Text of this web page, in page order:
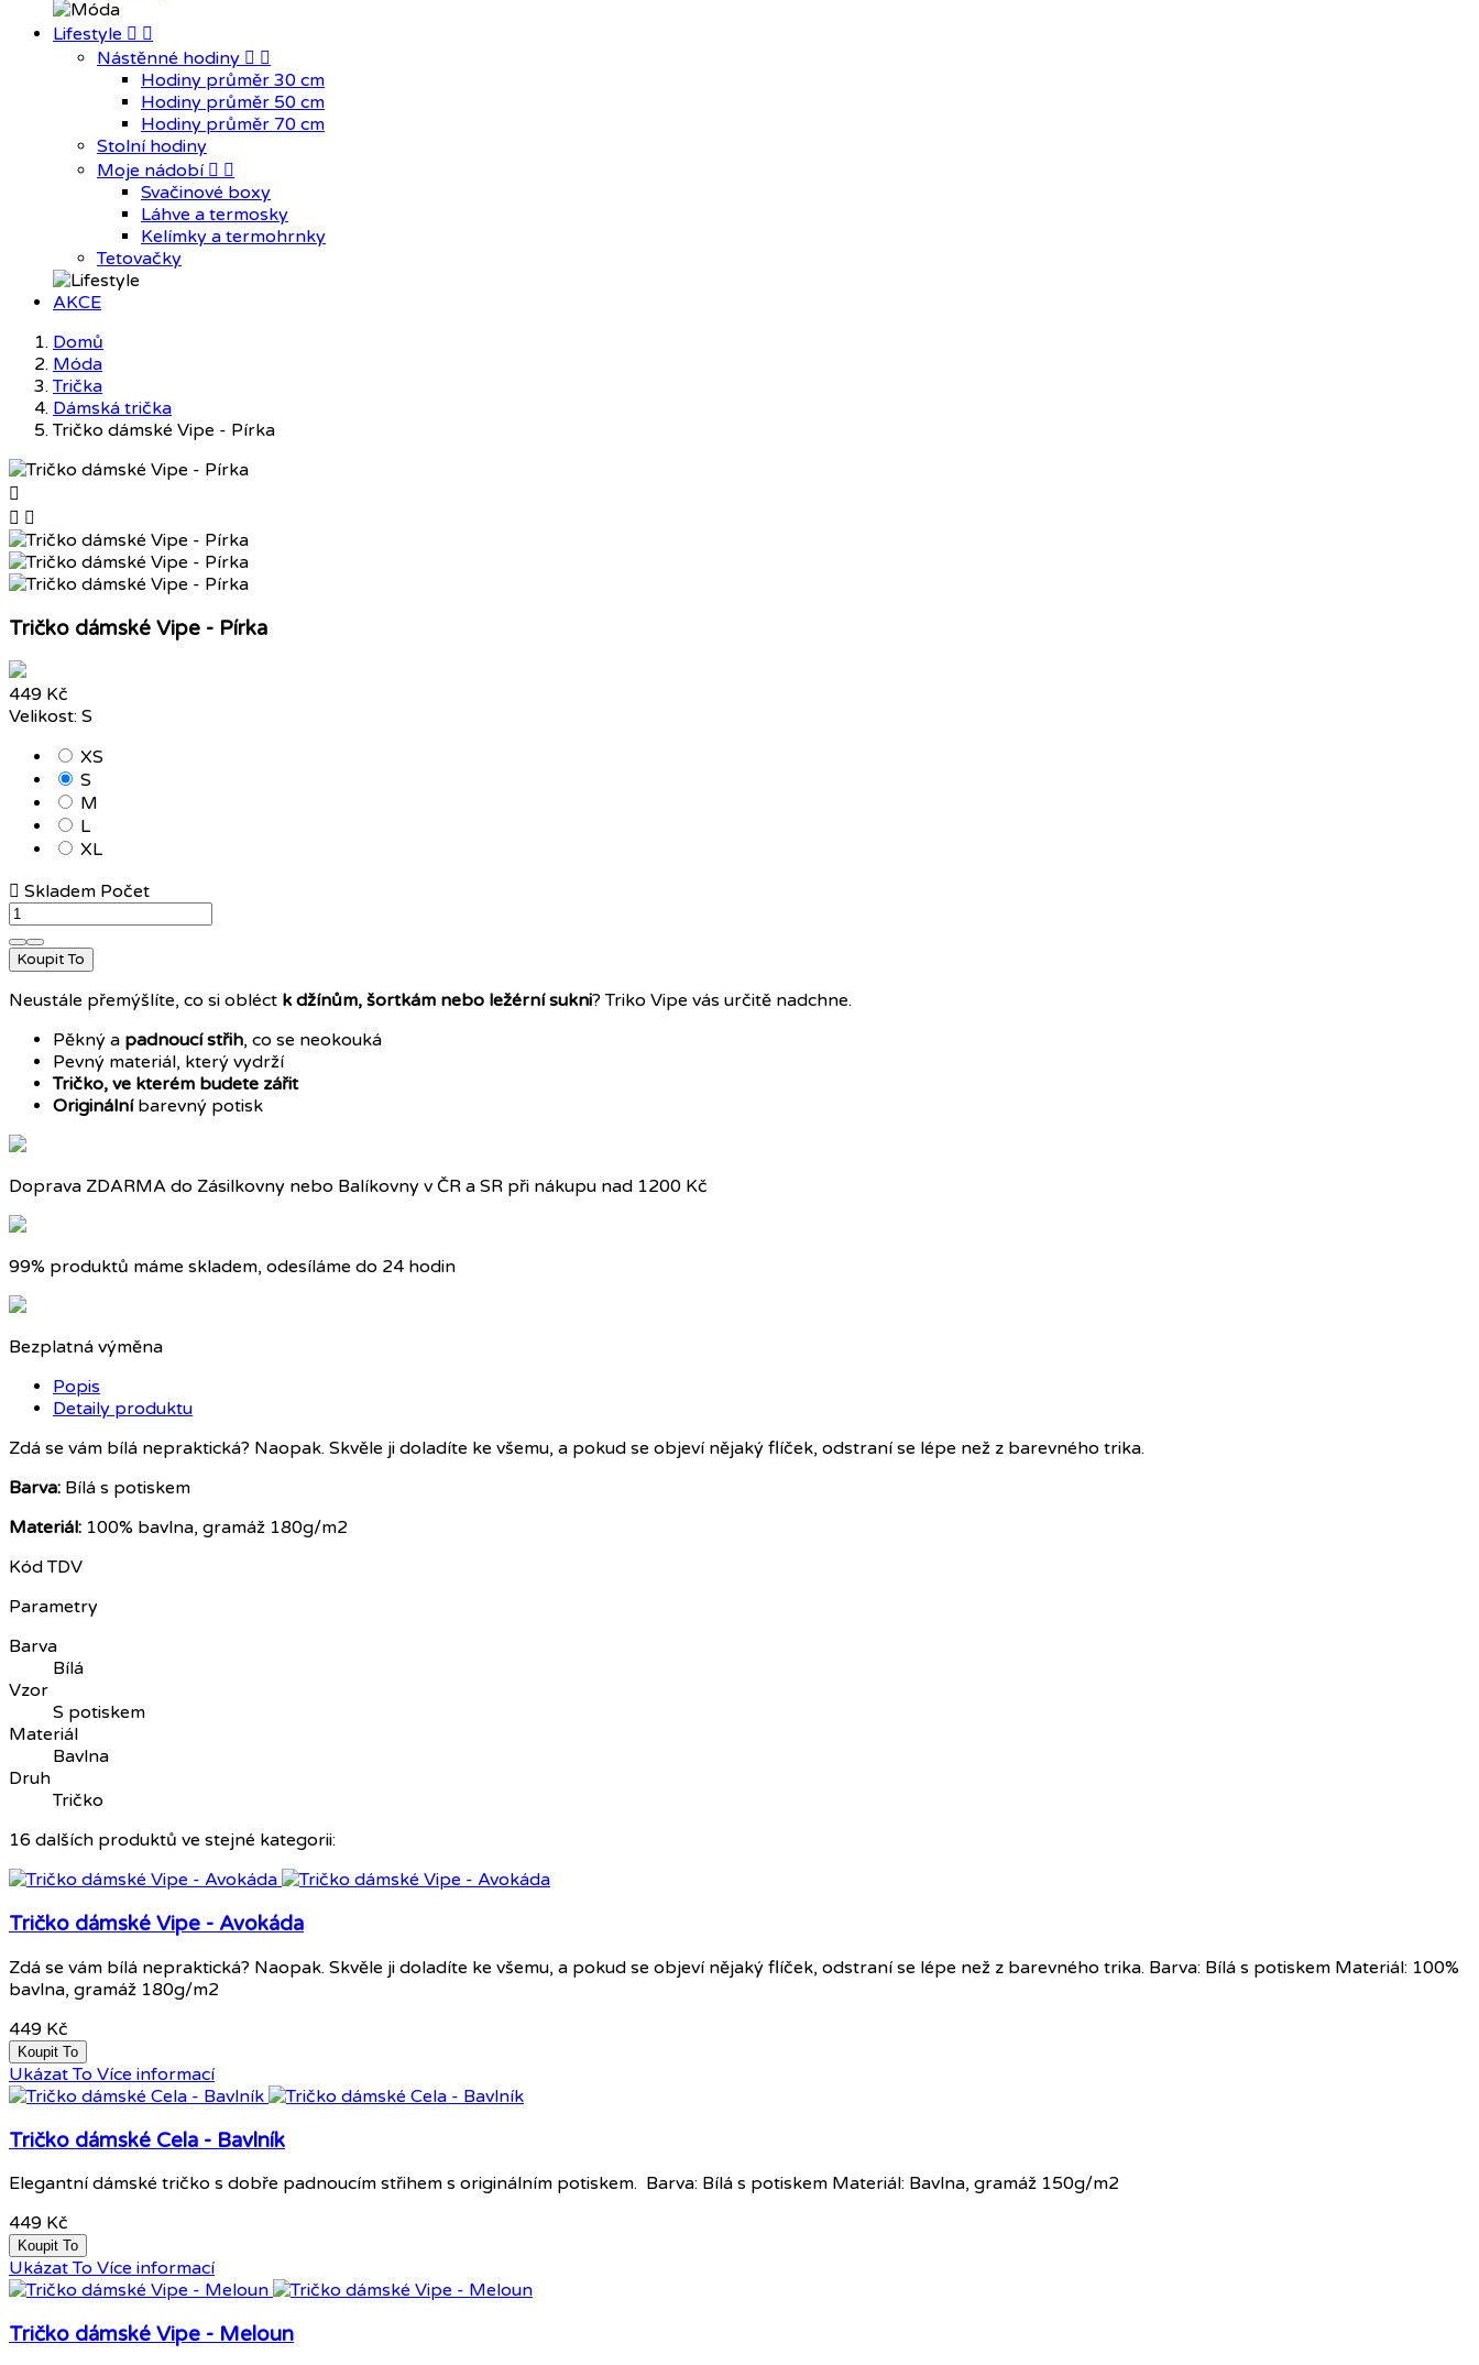
Lifestyle  
Nástěnné hodiny  
Hodiny průměr 30 cm
Hodiny průměr 50 cm
Hodiny průměr 70 cm
Stolní hodiny
Moje nádobí  
Svačinové boxy
Láhve a termosky
Kelímky a termohrnky
Tetovačky
AKCE
Domů
Móda
Trička
Dámská trička
Tričko dámské Vipe - Pírka

 
Tričko dámské Vipe - Pírka
449 Kč
Velikost: S
XS
S
M
L
XL
 Skladem Počet
Koupit To
Neustále přemýšlíte, co si obléct k džínům, šortkám nebo ležérní sukni? Triko Vipe vás určitě nadchne.
Pěkný a padnoucí střih, co se neokouká
Pevný materiál, který vydrží
Tričko, ve kterém budete zářit
Originálníbarevný potisk
Doprava ZDARMA do Zásilkovny nebo Balíkovny v ČR a SR při nákupu nad 1200 Kč
99% produktů máme skladem, odesíláme do 24 hodin
Bezplatná výměna
Popis
Detaily produktu
Zdá se vám bílá nepraktická? Naopak. Skvěle ji doladíte ke všemu, a pokud se objeví nějaký flíček, odstraní se lépe než z barevného trika.
Barva: Bílá s potiskem
Materiál: 100% bavlna, gramáž 180g/m2
KódTDV
Parametry
Barva
Bílá
Vzor
S potiskem
Materiál
Bavlna
Druh
Tričko
16 dalších produktů ve stejné kategorii:
Tričko dámské Vipe - Avokáda
Zdá se vám bílá nepraktická? Naopak. Skvěle ji doladíte ke všemu, a pokud se objeví nějaký flíček, odstraní se lépe než z barevného trika. Barva: Bílá s potiskem Materiál: 100%
bavlna, gramáž 180g/m2
449 Kč
Koupit To
Ukázat To Více informací
Tričko dámské Cela - Bavlník
Elegantní dámské tričko s dobře padnoucím střihem s originálním potiskem. Barva: Bílá s potiskem Materiál: Bavlna, gramáž 150g/m2
449 Kč
Koupit To
Ukázat To Více informací
Tričko dámské Vipe - Meloun